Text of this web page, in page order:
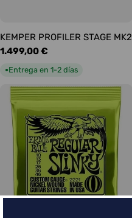
KEMPER PROFILER STAGE MK2
Precio
habitual
1.499,00 €
●Entrega en 1-2 días